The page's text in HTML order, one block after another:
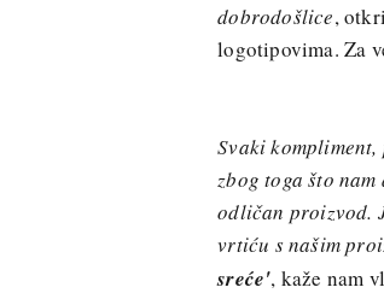
dobrodošlice,
logotipovima. Za
Svaki
zbog toga što
odličan proizvod.
vrtiću s našim
sreće', kaže nam